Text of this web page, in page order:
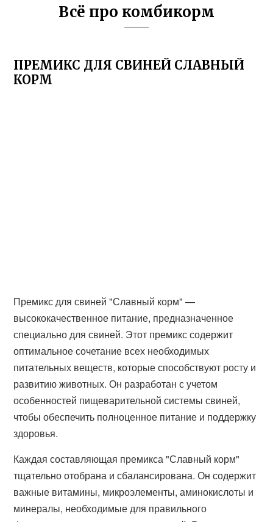
Всё про комбикорм
ПРЕМИКС ДЛЯ СВИНЕЙ СЛАВНЫЙ
КОРМ
Премикс для свиней "Славный корм" —
высококачественное питание, предназначенное
специально для свиней. Этот премикс содержит
оптимальное сочетание всех необходимых
питательных веществ, которые способствуют росту и
развитию животных. Он разработан с учетом
особенностей пищеварительной системы свиней,
чтобы обеспечить полноценное питание и поддержку
здоровья.
Каждая составляющая премикса "Славный корм"
тщательно отобрана и сбалансирована. Он содержит
важные витамины, микроэлементы, аминокислоты и
минералы, необходимые для правильного